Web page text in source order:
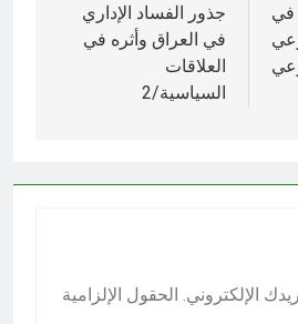
في
جذور الفساد الإداري
في العراق وأثره في
العلاقات
السياسية/2
الإلكتروني. الحقول الإلزامية